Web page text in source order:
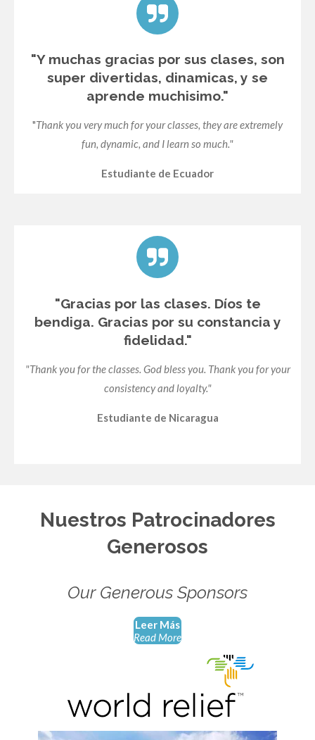
"Y muchas gracias por sus clases, son
super divertidas, dinamicas, y se
aprende muchisimo."
"Thank you very much for your classes, they are extremely
fun, dynamic, and I learn so much."
Estudiante de Ecuador
"Gracias por las clases. Díos te
bendiga. Gracias por su constancia y
fidelidad."
"Thank you for the classes. God bless you. Thank you for your
consistency and loyalty."
Estudiante de Nicaragua
Nuestros Patrocinadores
Generosos
Our Generous Sponsors
Leer Más
Read More